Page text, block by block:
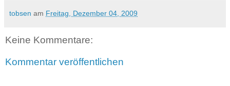
tobsen am Freitag, Dezember 04, 2009
Keine Kommentare:
Kommentar veröffentlichen